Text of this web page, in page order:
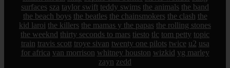
surfaces sza taylor swift teddy swims the animals the band
the beach boys the beatles the chainsmokers the clash the
kid laroi the killers the mamas y the papas the rolling stones
the weeknd thirty seconds to mars tiesto tlc tom petty topic
train travis scott troye sivan twenty one pilots twice u2 usa
for africa van morrison whitney houston wizkid yg marley
zayn zedd